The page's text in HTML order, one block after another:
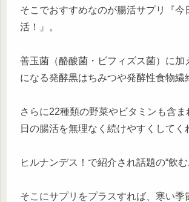
そこでおすすめなのが腸活サプリ『今
活！』。
善玉菌（酪酸菌・ビフィズス菌）に加
になる発酵黒はちみつや発酵性食物繊
さらに22種類の野菜やビタミンも含
日の腸活を無理なく続けやすくしてく
ヒルナンデス！で紹介され話題の“飲む
そこにサプリをプラスすれば、寒い季